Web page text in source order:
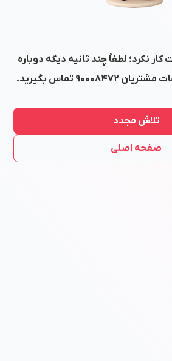
نکرد؛ لطفاً چند ثانیه دیگه دوباره
مشتریان ۹۰۰۰۸۴۷۲ تماس بگیرید.
تلاش مجدد
صفحه اصلی